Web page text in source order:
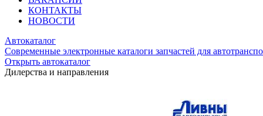
КОНТАКТЫ
НОВОСТИ
Автокаталог
Современные электронные каталоги запчастей для
Открыть автокаталог
Дилерства и направления